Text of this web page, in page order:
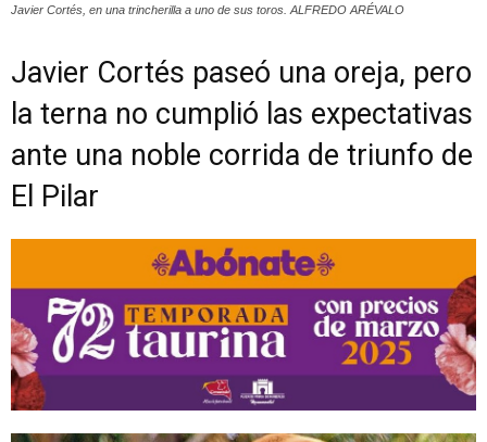
Javier Cortés, en una trincherilla a uno de sus toros. ALFREDO ARÉVALO
Javier Cortés paseó una oreja, pero
la terna no cumplió las expectativas
ante una noble corrida de triunfo de
El Pilar